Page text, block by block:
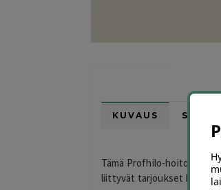
KUVAUS
Tämä Profhilo-hoito
liittyvät tarjoukset